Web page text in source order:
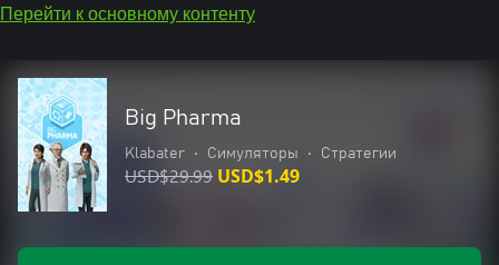
Перейти к основному контенту
Big Pharma
Klabater • Симуляторы • Стратегии
USD$29.99 USD$1.49